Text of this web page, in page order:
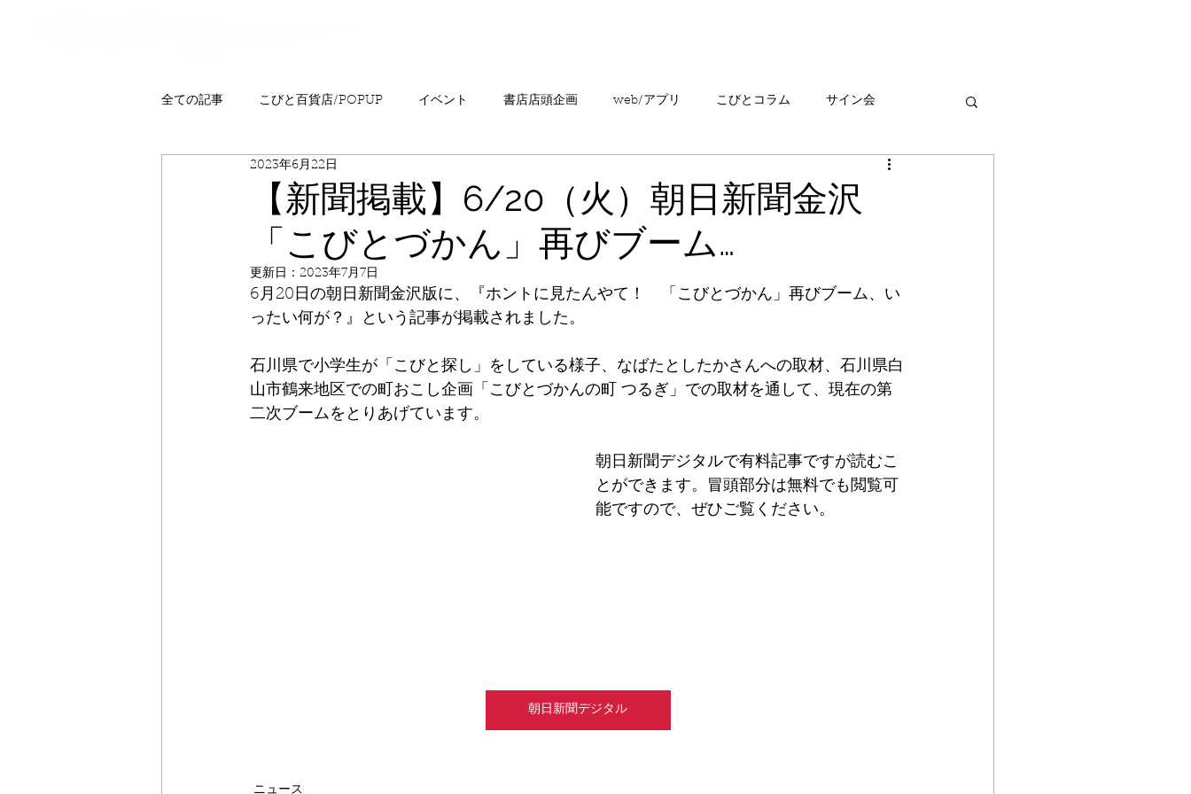
全ての記事 こびと百貨店/POPUP イベント 書店店頭企画 web/アプリ こびとコラム サイン会
プレゼント ニュース
こびとはくぶつかん FAQ こびとづかんの町つるぎ
【新聞掲載】6/20（火）朝日新聞金沢
「こびとづかん」再びブーム…
2023年6月22日
更新日： 2023年7月7日
6月20日の朝日新聞金沢版に、『ホントに見たんやて！　「こびとづかん」再びブーム、い
ったい何が？』という記事が掲載されました。
石川県で小学生が「こびと探し」をしている様子、なばたとしたかさんへの取材、石川県白
山市鶴来地区での町おこし企画「こびとづかんの町 つるぎ」での取材を通して、現在の第
二次ブームをとりあげています。
朝日新聞デジタルで有料記事ですが読むこ
とができます。冒頭部分は無料でも閲覧可
能ですので、ぜひご覧ください。
朝日新聞デジタル
ニュース